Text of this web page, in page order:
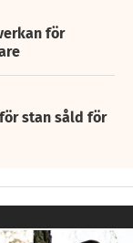
för
stan såld för